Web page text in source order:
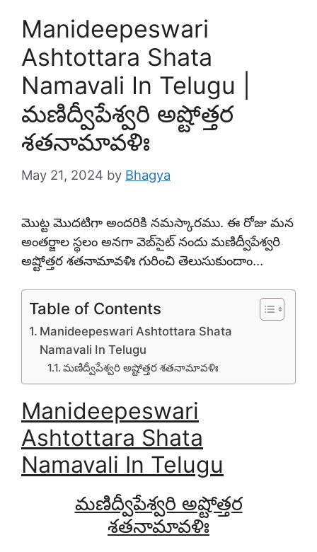
Manideepeswari
Ashtottara Shata
Namavali In Telugu |
మణిద్వీపేశ్వరి అష్టోత్తర
శతనామావళిః
May 21, 2024 by Bhagya
మొట్ట మొదటిగా అందరికి నమస్కారము. ఈ రోజు మన
అంతర్జాల స్థలం అనగా వెబ్‌సైట్ నందు మణిద్వీపేశ్వరి
అష్టోత్తర శతనామావళిః గురించి తెలుసుకుందాం…
Table of Contents
Manideepeswari Ashtottara Shata
Namavali In Telugu
మణిద్వీపేశ్వరి అష్టోత్తర శతనామావళిః
Manideepeswari
Ashtottara Shata
Namavali In Telugu
మణిద్వీపేశ్వరి అష్టోత్తర
శతనామావళిః